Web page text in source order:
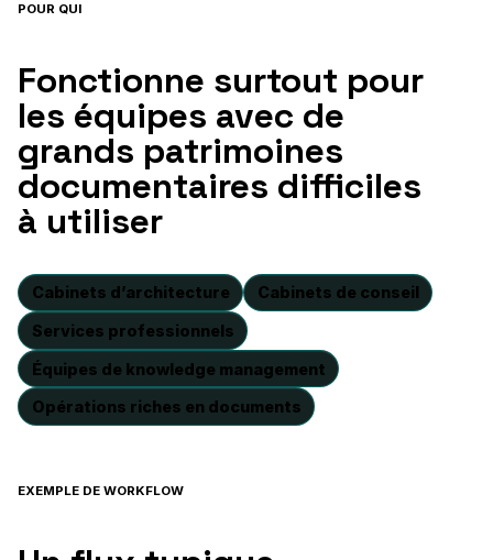
POUR QUI
Fonctionne surtout pour
les équipes avec de
grands patrimoines
documentaires difficiles
à utiliser
Cabinets d’architecture Cabinets de conseil
Services professionnels
Équipes de knowledge management
Opérations riches en documents
EXEMPLE DE WORKFLOW